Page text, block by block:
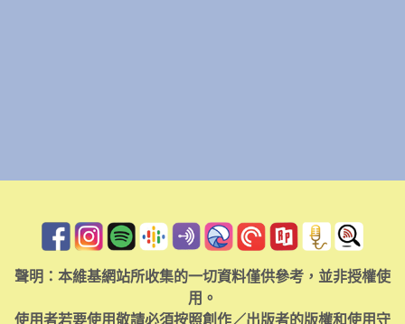
聲明：本維基網站所收集的一切資料僅供參考，並非授權使
用。
使用者若要使用敬請必須按照創作／出版者的版權和使用守